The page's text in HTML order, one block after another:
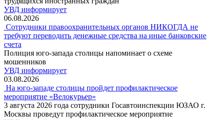
УВД информирует
06.08.2026
Сотрудники правоохранительных органов НИКОГДА не
требуют переводить денежные средства на иные банковские
счета
Полиция юго-запада столицы напоминает о схеме
мошенников
УВД информирует
03.08.2026
На юго-западе столицы пройдет профилактическое
мероприятие «Велокурьер»
3 августа 2026 года сотрудники Госавтоинспекции ЮЗАО г.
Москвы проведут профилактическое мероприятие